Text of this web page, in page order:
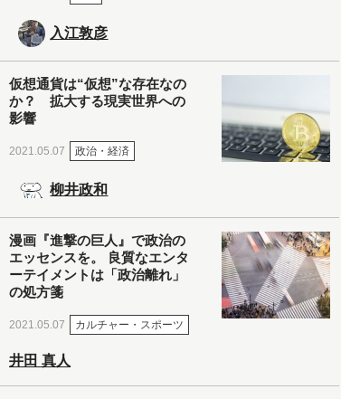
入江敦彦
仮想通貨は“仮想”な存在なの
か？ 拡大する現実世界への
影響
2021.05.07 政治・経済
柳井政和
漫画『進撃の巨人』で政治の
エッセンスを。 良質なエンタ
ーテイメントは「政治離れ」
の処方箋
2021.05.07 カルチャー・スポーツ
井田 真人